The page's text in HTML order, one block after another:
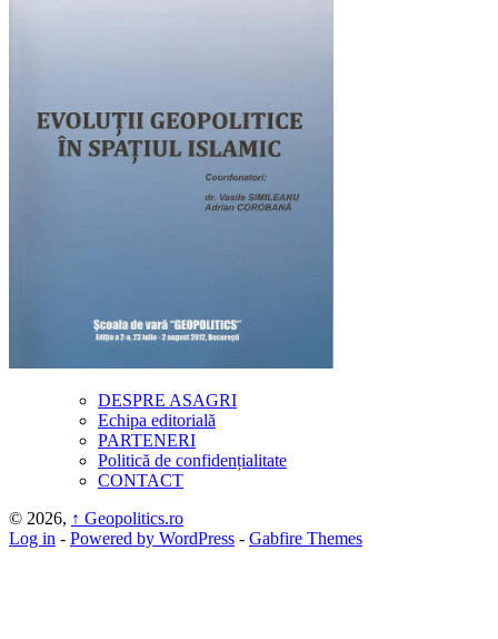
DESPRE ASAGRI
Echipa editorială
PARTENERI
Politică de confidențialitate
CONTACT
© 2026, ↑ Geopolitics.ro
Log in - Powered by WordPress - Gabfire Themes